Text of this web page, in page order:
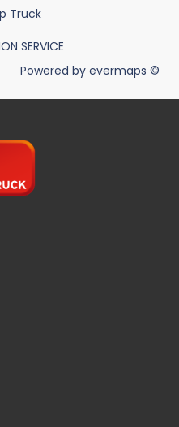
Truck
SERVICE
Powered by evermaps ©